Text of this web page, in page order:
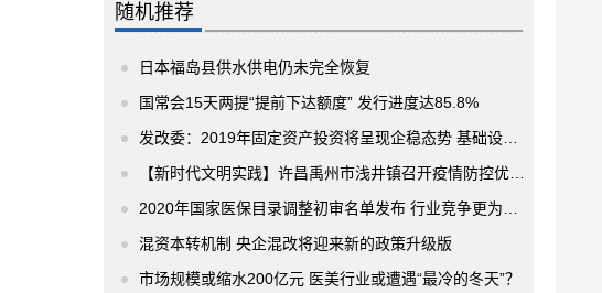
随机推荐
日本福岛县供水供电仍未完全恢复
国常会15天两提“提前下达额度” 发行进度达85.8%
发改委：2019年固定资产投资将呈现企稳态势 基础设施投资有望中速增
【新时代文明实践】许昌禹州市浅井镇召开疫情防控优秀志愿者表彰会
2020年国家医保目录调整初审名单发布 行业竞争更为复杂
混资本转机制 央企混改将迎来新的政策升级版
市场规模或缩水200亿元 医美行业或遭遇“最冷的冬天”？